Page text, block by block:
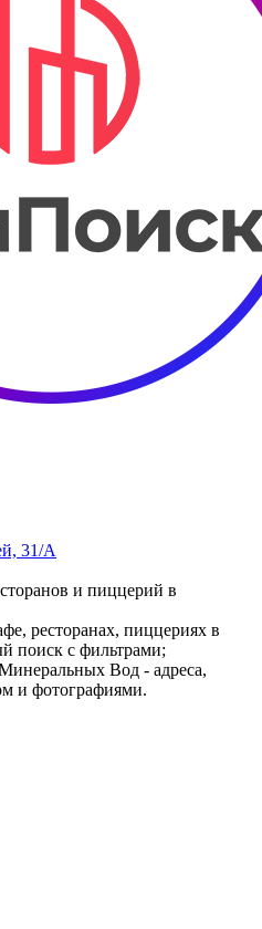
31/А
и пиццерий в
ресторанах, пиццериях в
поиск с фильтрами;
Вод - адреса,
и фотографиями.